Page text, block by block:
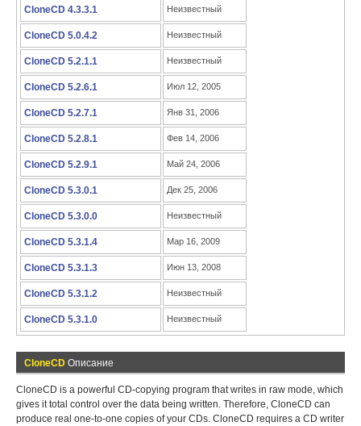
CloneCD 4.3.3.1 Неизвестный
CloneCD 5.0.4.2 Неизвестный
CloneCD 5.2.1.1 Неизвестный
CloneCD 5.2.6.1 Июл 12, 2005
CloneCD 5.2.7.1 Янв 31, 2006
CloneCD 5.2.8.1 Фев 14, 2006
CloneCD 5.2.9.1 Май 24, 2006
CloneCD 5.3.0.1 Дек 25, 2006
CloneCD 5.3.0.0 Неизвестный
CloneCD 5.3.1.4 Мар 16, 2009
CloneCD 5.3.1.3 Июн 13, 2008
CloneCD 5.3.1.2 Неизвестный
CloneCD 5.3.1.0 Неизвестный
CloneCD Описание
CloneCD is a powerful CD-copying program that writes in raw mode, which
gives it total control over the data being written. Therefore, CloneCD can
produce real one-to-one copies of your CDs. CloneCD requires a CD writer